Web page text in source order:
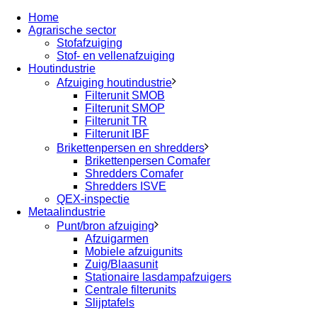
Home
Agrarische sector
Stofafzuiging
Stof- en vellenafzuiging
Houtindustrie
Afzuiging houtindustrie
Filterunit SMOB
Filterunit SMOP
Filterunit TR
Filterunit IBF
Brikettenpersen en shredders
Brikettenpersen Comafer
Shredders Comafer
Shredders ISVE
QEX-inspectie
Metaalindustrie
Punt/bron afzuiging
Afzuigarmen
Mobiele afzuigunits
Zuig/Blaasunit
Stationaire lasdampafzuigers
Centrale filterunits
Slijptafels